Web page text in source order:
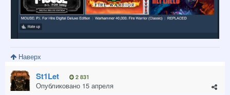
Наверх
St1Let 2 831
Опубликовано 15 апреля